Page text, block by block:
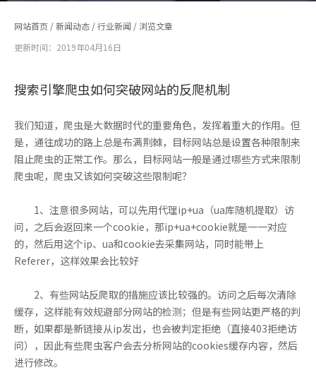
网站首页 /新闻动态 /行业新闻 / 浏览文章
更新时间：2019年04月16日
搜索引擎爬虫如何突破网站的反爬机制
我们知道，爬虫是大数据时代的重要角色，发挥着重大的作用。但
是，通往成功的路上总是布满荆棘，目标网站总是设置各种限制来
阻止爬虫的正常工作。那么，目标网站一般是通过哪些方式来限制
爬虫呢，爬虫又该如何突破这些限制呢？
1、注意很多网站，可以先用代理ip+ua（ua库随机提取）访
问，之后会返回来一个cookie，那ip+ua+cookie就是一一对应
的，然后用这个ip、ua和cookie去采集网站，同时能带上
Referer，这样效果会比较好
2、有些网站反爬取的措施应该比较强的。访问之后每次清除
缓存，这样能有效规避部分网站的检测；但是有些网站更严格的判
断，如果都是新链接从ip发出，也会被判定拒绝（直接403拒绝访
问），因此有些爬虫客户会去分析网站的cookies缓存内容，然后
进行修改。